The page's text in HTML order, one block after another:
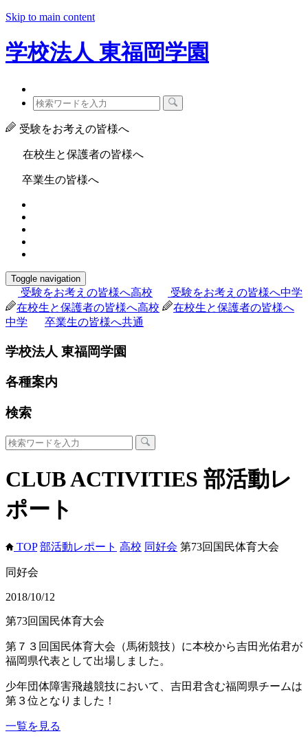
Skip to main content
学校法人 東福岡学園
受験をお考えの皆様へ
在校生と保護者の皆様へ
卒業生の皆様へ
Toggle navigation
受験をお考えの皆様へ高校 受験をお考えの皆様へ中学
在校生と保護者の皆様へ高校
在校生と保護者の皆様へ
中学
卒業生の皆様へ共通
学校法人 東福岡学園
各種案内
検索
CLUB ACTIVITIES 部活動レ
ポート
TOP 部活動レポート 高校 同好会 第73回国民体育大会
同好会
2018/10/12
第73回国民体育大会
第７３回国民体育大会（馬術競技）に本校から吉田光佑君が
福岡県代表として出場しました。
少年団体障害飛越競技において、吉田君含む福岡県チームは
第３位となりました！
一覧を見る